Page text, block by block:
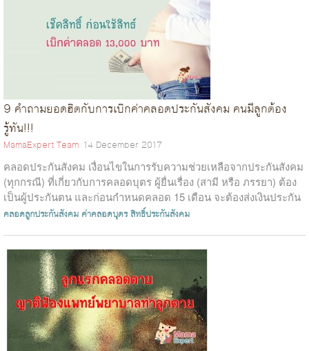
9 คำถามยอดฮิตกับการเบิกค่าคลอดประกันสังคม คนมีลูกต้อง
รู้ทัน!!!
MamaExpert Team 14 December 2017
คลอดประกันสังคม เงื่อนไขในการรับความช่วยเหลือจากประกันสังคม
(ทุกกรณี) ที่เกี่ยวกับการคลอดบุตร ผู้ยื่นเรื่อง (สามี หรือ ภรรยา) ต้อง
เป็นผู้ประกันตน และก่อนกำหนดคลอด 15 เดือน จะต้องส่งเงินประกัน
สังคม...
คลอดลูกประกันสังคม ค่าคลอดบุตรสิทธิ์ประกันสังคม